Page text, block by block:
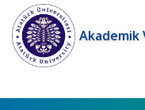
Akademik